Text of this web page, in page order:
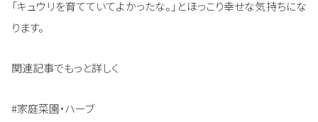
「キュウリを育てていてよかったな。」とほっこり幸せな気持ちにな
ります。
関連記事でもっと詳しく
#家庭菜園・ハーブ